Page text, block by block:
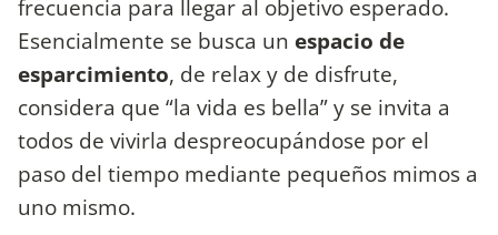
frecuencia para llegar al objetivo esperado.
Esencialmente se busca un espacio de
esparcimiento, de relax y de disfrute,
considera que “la vida es bella” y se invita a
todos de vivirla despreocupándose por el
paso del tiempo mediante pequeños mimos a
uno mismo.